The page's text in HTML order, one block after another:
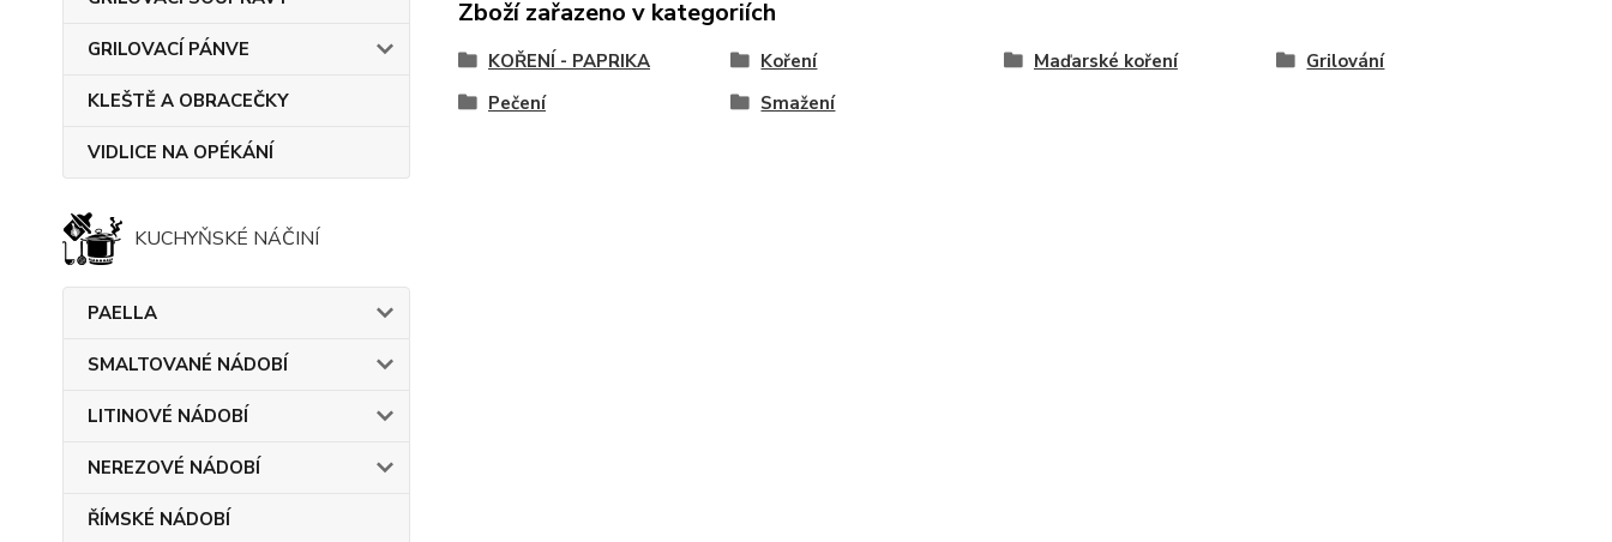
GRILOVACÍ PÁNVE
KLEŠTĚ A OBRACEČKY
VIDLICE NA OPÉKÁNÍ
KUCHYŇSKÉ NÁČINÍ
PAELLA
SMALTOVANÉ NÁDOBÍ
LITINOVÉ NÁDOBÍ
NEREZOVÉ NÁDOBÍ
ŘÍMSKÉ NÁDOBÍ
Zboží zařazeno v kategoriích
KOŘENÍ - PAPRIKA Koření Maďarské koření
Grilování
Pečení
Smažení